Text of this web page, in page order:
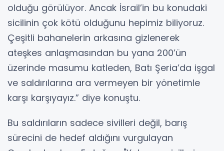
olduğu görülüyor. Ancak İsrail’in bu konudaki
sicilinin çok kötü olduğunu hepimiz biliyoruz.
Çeşitli bahanelerin arkasına gizlenerek
ateşkes anlaşmasından bu yana 200’ün
üzerinde masumu katleden, Batı Şeria’da işgal
ve saldırılarına ara vermeyen bir yönetimle
karşı karşıyayız.” diye konuştu.
Bu saldırıların sadece sivilleri değil, barış
sürecini de hedef aldığını vurgulayan